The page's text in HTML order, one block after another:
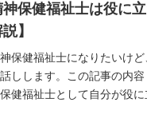
神保健福祉士は役に
】
保健福祉士になりたいけ
しします。この記事の内
健福祉士として自分が役